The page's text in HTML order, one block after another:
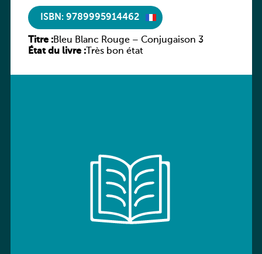
ISBN: 9789995914462
Titre :Bleu Blanc Rouge – Conjugaison 3
État du livre :Très bon état